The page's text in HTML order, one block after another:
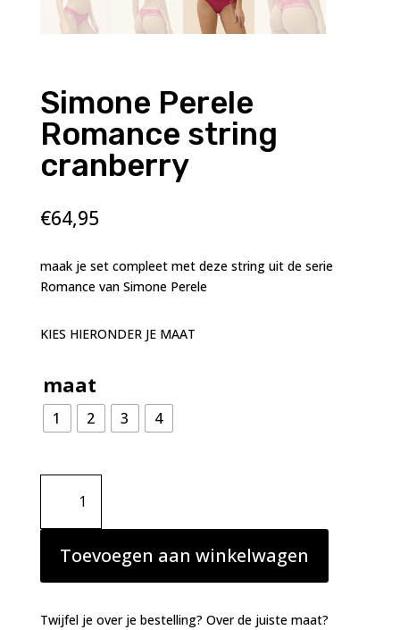
Simone Perele
Romance string
cranberry
€64,95
maak je set compleet met deze string uit de serie
Romance van Simone Perele
KIES HIERONDER JE MAAT
maat
1 2 3 4
Simone
Perele
Romance
string
cranberry
aantal
Toevoegen aan winkelwagen
Twijfel je over je bestelling? Over de juiste maat?